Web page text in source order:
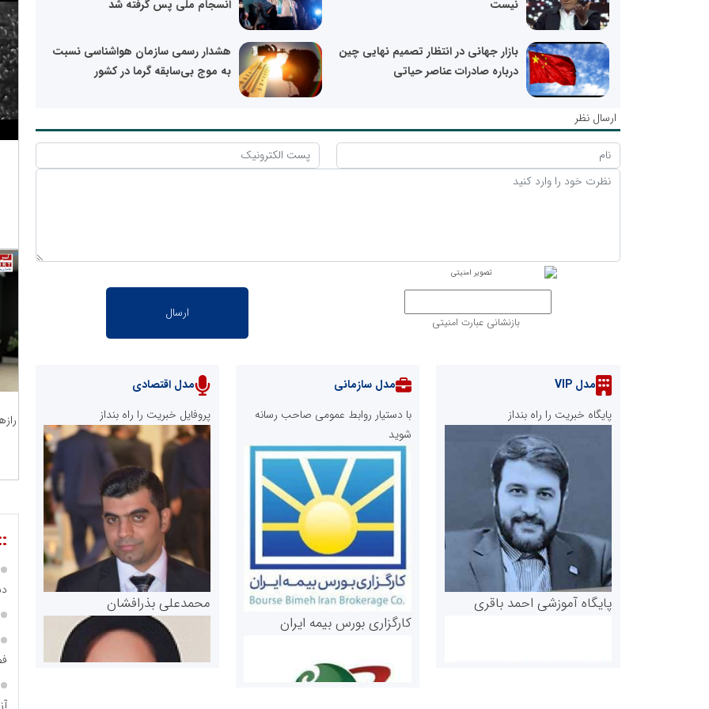
نیست
انسجام ملی پس گرفته شد
بازار جهانی در انتظار تصمیم نهایی چین
درباره صادرات عناصر حیاتی
هشدار رسمی سازمان هواشناسی نسبت
به موج بی‌سابقه گرما در کشور
ارسال نظر
بازنشانی عبارت امنیتی
مدل VIP
پایگاه خبریت را راه بنداز
پایگاه آموزشی احمد باقری
مدل سازمانی
با دستیار روابط عمومی صاحب رسانه
شوید
کارگزاری بورس بیمه ایران
مدل اقتصادی
پروفایل خبریت را راه بنداز
محمدعلی بذرافشان